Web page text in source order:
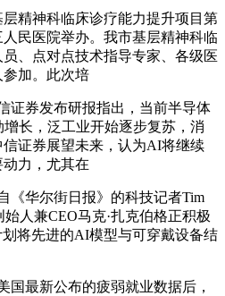
精神科临床诊疗能力提升项目第
民医院举办。我市基层精神科临
、点对点技术指导专家、各级医
加。此次培
证券发布研报指出，当前半导体
长，泛工业开始逐步复苏，消
证券展望未来，认为AI将继续
力，尤其在
《华尔街日报》的科技记者Tim
人兼CEO马克·扎克伯格正积极
将先进的AI模型与可穿戴设备结
国最新公布的疲弱就业数据后，